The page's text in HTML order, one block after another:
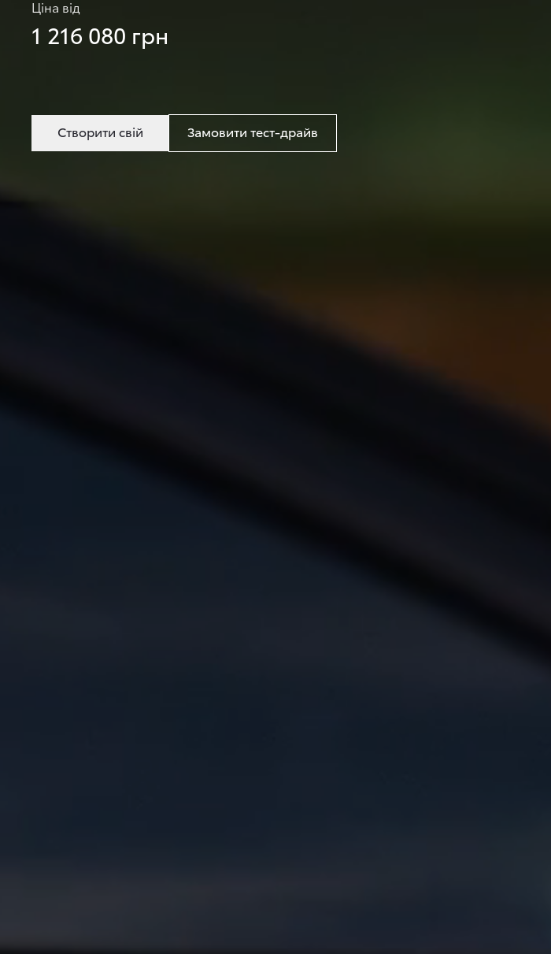
Ціна від
1 216 080 грн
Створити свій Замовити тест-драйв